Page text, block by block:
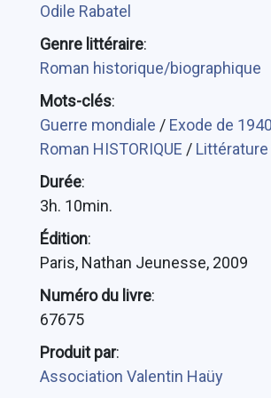
Odile Rabatel
Genre littéraire:
Roman historique/biographique
Mots-clés:
Guerre mondiale / Exode de 1940
Roman HISTORIQUE /
Durée:
3h. 10min.
Édition:
Paris, Nathan Jeunesse, 2009
Numéro du livre:
67675
Produit par:
Association Valentin Haüy